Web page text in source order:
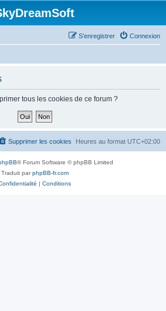
Connexion
S’enregistrer
tous les cookies de ce forum ?
Heures au format UTC+02:00
Supprimer les cookies
® Forum Software © phpBB Limited
Traduit parphpBB-fr.com
| Conditions